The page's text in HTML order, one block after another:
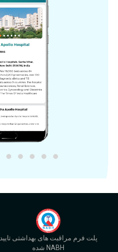
پلت فرم مراقبت های بهداشتی تایید
شده NABH